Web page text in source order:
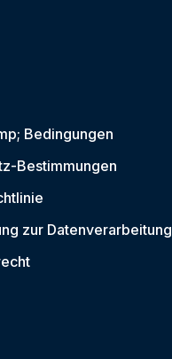
Bedingungen
Bestimmungen
zur Datenverarbeitung